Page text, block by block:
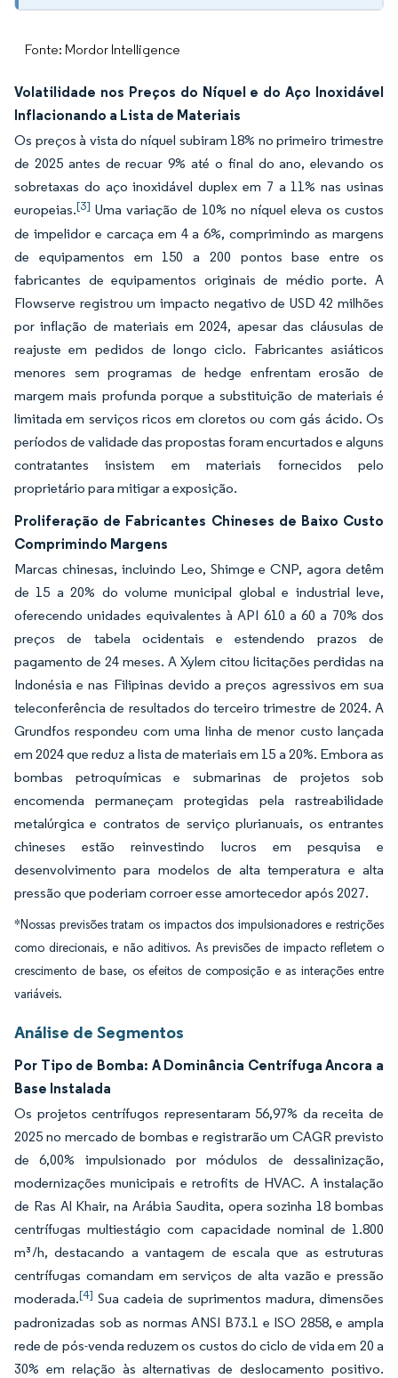
Fonte: Mordor Intelligence
Volatilidade nos Preços do Níquel e do Aço Inoxidável
Inflacionando a Lista de Materiais
Os preços à vista do níquel subiram 18% no primeiro trimestre
de 2025 antes de recuar 9% até o final do ano, elevando os
sobretaxas do aço inoxidável duplex em 7 a 11% nas usinas
europeias.[3] Uma variação de 10% no níquel eleva os custos
de impelidor e carcaça em 4 a 6%, comprimindo as margens
de equipamentos em 150 a 200 pontos base entre os
fabricantes de equipamentos originais de médio porte. A
Flowserve registrou um impacto negativo de USD 42 milhões
por inflação de materiais em 2024, apesar das cláusulas de
reajuste em pedidos de longo ciclo. Fabricantes asiáticos
menores sem programas de hedge enfrentam erosão de
margem mais profunda porque a substituição de materiais é
limitada em serviços ricos em cloretos ou com gás ácido. Os
períodos de validade das propostas foram encurtados e alguns
contratantes insistem em materiais fornecidos pelo
proprietário para mitigar a exposição.
Proliferação de Fabricantes Chineses de Baixo Custo
Comprimindo Margens
Marcas chinesas, incluindo Leo, Shimge e CNP, agora detêm
de 15 a 20% do volume municipal global e industrial leve,
oferecendo unidades equivalentes à API 610 a 60 a 70% dos
preços de tabela ocidentais e estendendo prazos de
pagamento de 24 meses. A Xylem citou licitações perdidas na
Indonésia e nas Filipinas devido a preços agressivos em sua
teleconferência de resultados do terceiro trimestre de 2024. A
Grundfos respondeu com uma linha de menor custo lançada
em 2024 que reduz a lista de materiais em 15 a 20%. Embora as
bombas petroquímicas e submarinas de projetos sob
encomenda permaneçam protegidas pela rastreabilidade
metalúrgica e contratos de serviço plurianuais, os entrantes
chineses estão reinvestindo lucros em pesquisa e
desenvolvimento para modelos de alta temperatura e alta
pressão que poderiam corroer esse amortecedor após 2027.
*Nossas previsões tratam os impactos dos impulsionadores e restrições
como direcionais, e não aditivos. As previsões de impacto refletem o
crescimento de base, os efeitos de composição e as interações entre
variáveis.
Análise de Segmentos
Por Tipo de Bomba: A Dominância Centrífuga Ancora a
Base Instalada
Os projetos centrífugos representaram 56,97% da receita de
2025 no mercado de bombas e registrarão um CAGR previsto
de 6,00% impulsionado por módulos de dessalinização,
modernizações municipais e retrofits de HVAC. A instalação
de Ras Al Khair, na Arábia Saudita, opera sozinha 18 bombas
centrífugas multiestágio com capacidade nominal de 1.800
m³/h, destacando a vantagem de escala que as estruturas
centrífugas comandam em serviços de alta vazão e pressão
moderada.[4] Sua cadeia de suprimentos madura, dimensões
padronizadas sob as normas ANSI B73.1 e ISO 2858, e ampla
rede de pós-venda reduzem os custos do ciclo de vida em 20 a
30% em relação às alternativas de deslocamento positivo.